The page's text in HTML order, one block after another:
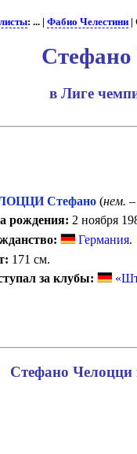
: ... | Фабио Челестини|
в Лиге
Стефано (нем.
рождения: 2 ноября
Германия.
171 см.
за клубы:
Стефано Челоцци